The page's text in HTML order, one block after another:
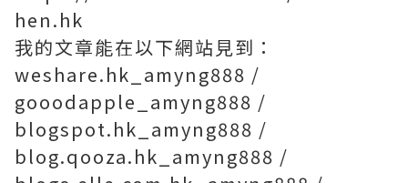
hen.hk
我的文章能在以下網站見到：
weshare.hk_amyng888 /
gooodapple_amyng888 /
blogspot.hk_amyng888 /
blog.qooza.hk_amyng888 /